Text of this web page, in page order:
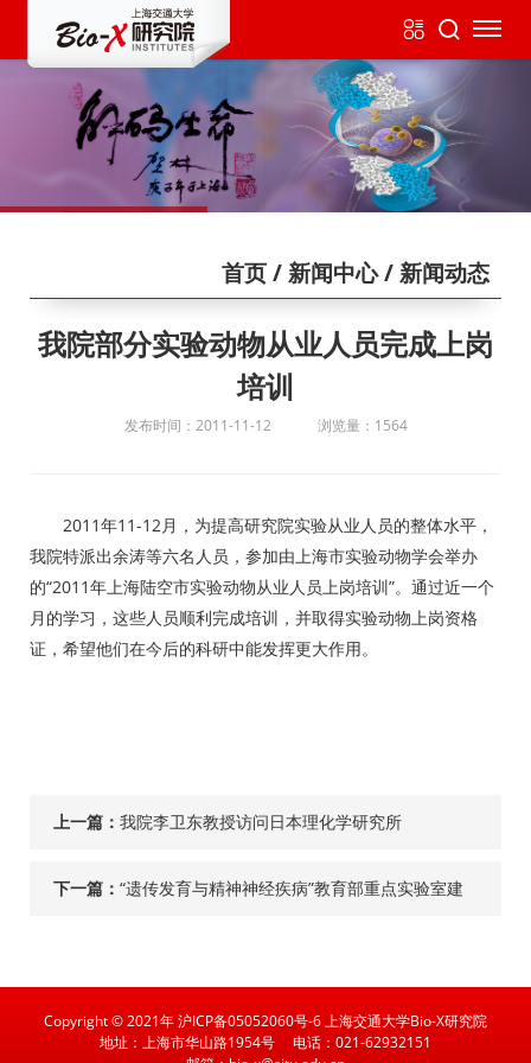
首页/ 新闻中心/ 新闻动态
我院部分实验动物从业人员完成上岗
培训
发布时间：2011-11-12 浏览量：1564
2011年11-12月，为提高研究院实验从业人员的整体水平，
我院特派出余涛等六名人员，参加由上海市实验动物学会举办
的“2011年上海陆空市实验动物从业人员上岗培训”。通过近一个
月的学习，这些人员顺利完成培训，并取得实验动物上岗资格
证，希望他们在今后的科研中能发挥更大作用。
上一篇： 我院李卫东教授访问日本理化学研究所
下一篇： “遗传发育与精神神经疾病”教育部重点实验室建
Copyright © 2021年 沪ICP备05052060号-6 上海交通大学Bio-X研究院
地址：上海市华山路1954号
电话：021-62932151